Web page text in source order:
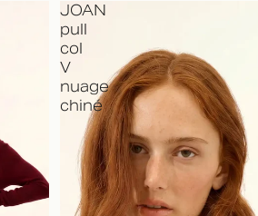
JOAN
pull
col
V
nuage
chiné